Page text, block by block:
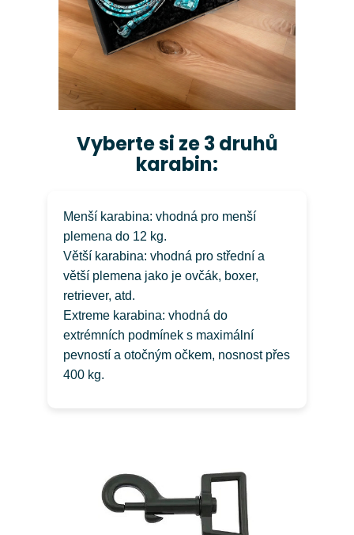
Vyberte si ze 3 druhů
karabin:
Menší karabina: vhodná pro menší
plemena do 12 kg.
Větší karabina: vhodná pro střední a
větší plemena jako je ovčák, boxer,
retriever, atd.
Extreme karabina: vhodná do
extrémních podmínek s maximální
pevností a otočným očkem, nosnost přes
400 kg.